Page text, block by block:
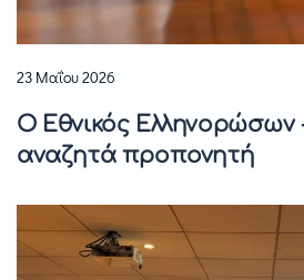
23 Μαΐου 2026
O Εθνικός
αναζητά προπονητή